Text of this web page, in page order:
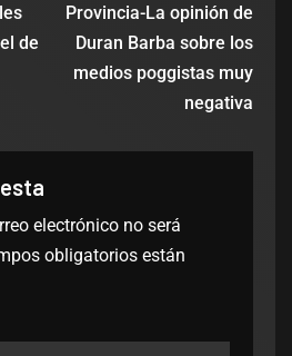
de
Provincia-La opinión de
Duran Barba sobre los
medios poggistas muy
negativa
electrónico no será
obligatorios están